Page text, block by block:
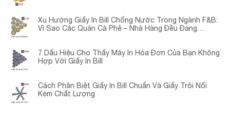
Xu Hướng Giấy In Bill Chống Nước Trong Ngành F&B:
Vì Sao Các Quán Cà Phê – Nhà Hàng Đều Đang
7 Dấu Hiệu Cho Thấy Máy In Hóa Đơn Của Bạn Không
Hợp Với Giấy In Bill
Cách Phân Biệt Giấy In Bill Chuẩn Và Giấy Trôi Nổi
Kém Chất Lượng